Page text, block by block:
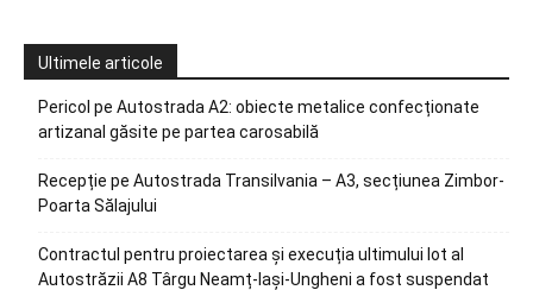
Ultimele articole
Pericol pe Autostrada A2: obiecte metalice confecționate
artizanal găsite pe partea carosabilă
Recepție pe Autostrada Transilvania – A3, secțiunea Zimbor-
Poarta Sălajului
Contractul pentru proiectarea și execuția ultimului lot al
Autostrăzii A8 Târgu Neamț-Iași-Ungheni a fost suspendat